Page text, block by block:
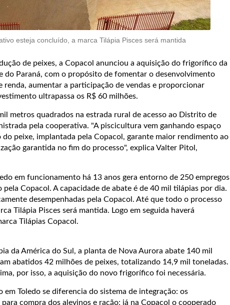
esteja concluído, a marca Tilápia Pisces será mantida
de peixes, a Copacol anunciou a aquisição do frigorífico da
do Paraná, com o propósito de fomentar o desenvolvimento
renda, aumentar a participação de vendas e proporcionar
ultrapassa os R$ 60 milhões.
metros quadrados na estrada rural de acesso ao Distrito de
pela cooperativa. "A piscicultura vem ganhando espaço
peixe, implantada pela Copacol, garante maior rendimento ao
garantida no fim do processo", explica Valter Pitol,
em funcionamento há 13 anos gera entorno de 250 empregos
Copacol. A capacidade de abate é de 40 mil tilápias por dia.
desempenhadas pela Copacol. Até que todo o processo
Tilápia Pisces será mantida. Logo em seguida haverá
Tilápias Copacol.
da América do Sul, a planta de Nova Aurora abate 140 mil
abatidos 42 milhões de peixes, totalizando 14,9 mil toneladas.
por isso, a aquisição do novo frigorífico foi necessária.
Toledo se diferencia do sistema de integração: os
compra dos alevinos e ração; já na Copacol o cooperado